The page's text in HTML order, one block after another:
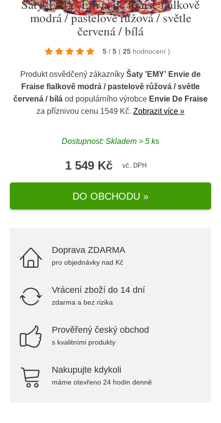
Šaty 'EMY' Envie de Fraise fialkově
modrá / pastelově růžová / světle
červená / bílá
5 / 5 ( 25 hodnocení )
Produkt osvědčený zákazníky Šaty 'EMY' Envie de
Fraise fialkově modrá / pastelově růžová / světle
červená / bílá od populárního výrobce Envie De Fraise
za příznivou cenu 1549 Kč. Zobrazit více »
Dostupnost: Skladem > 5 ks
1 549 Kč vč. DPH
DO OBCHODU »
Doprava ZDARMA
pro objednávky nad Kč
Vrácení zboží do 14 dní
zdarma a bez rizika
Prověřený český obchod
s kvalitními produkty
Nakupujte kdykoli
máme otevřeno 24 hodin denně